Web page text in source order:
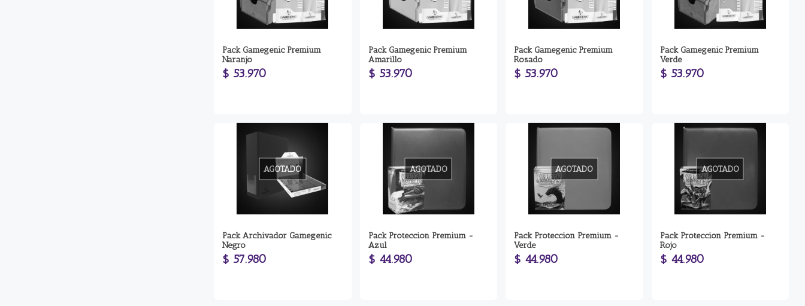
Pack Gamegenic Premium
Naranjo
$ 53.970
Pack Gamegenic Premium
Amarillo
$ 53.970
Pack Gamegenic Premium
Rosado
$ 53.970
Pack Gamegenic Premium
Verde
$ 53.970
AGOTADO
Pack Archivador Gamegenic
Negro
$ 57.980
AGOTADO
Pack Proteccion Premium -
Azul
$ 44.980
AGOTADO
Pack Proteccion Premium -
Verde
$ 44.980
AGOTADO
Pack Proteccion Premium -
Rojo
$ 44.980